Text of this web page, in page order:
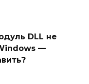
DLL не
—